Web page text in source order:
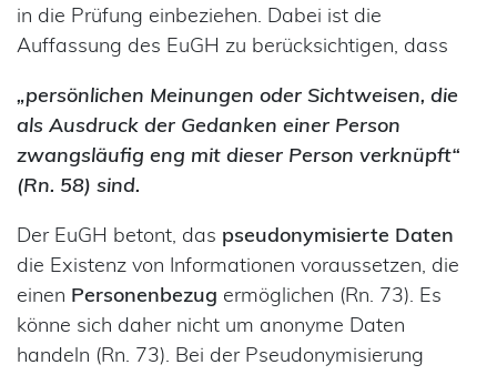
in die Prüfung einbeziehen. Dabei ist die
Auffassung des EuGH zu berücksichtigen, dass
„persönlichen Meinungen oder Sichtweisen, die
als Ausdruck der Gedanken einer Person
zwangsläufig eng mit dieser Person verknüpft“
(Rn. 58) sind.
Der EuGH betont, das pseudonymisierte Daten
die Existenz von Informationen voraussetzen, die
einen Personenbezug ermöglichen (Rn. 73). Es
könne sich daher nicht um anonyme Daten
handeln (Rn. 73). Bei der Pseudonymisierung